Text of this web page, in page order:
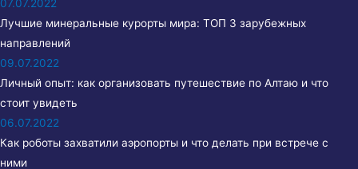
07.07.2022
Лучшие минеральные курорты мира: ТОП 3 зарубежных
направлений
09.07.2022
Личный опыт: как организовать путешествие по Алтаю и что
стоит увидеть
06.07.2022
Как роботы захватили аэропорты и что делать при встрече с
ними